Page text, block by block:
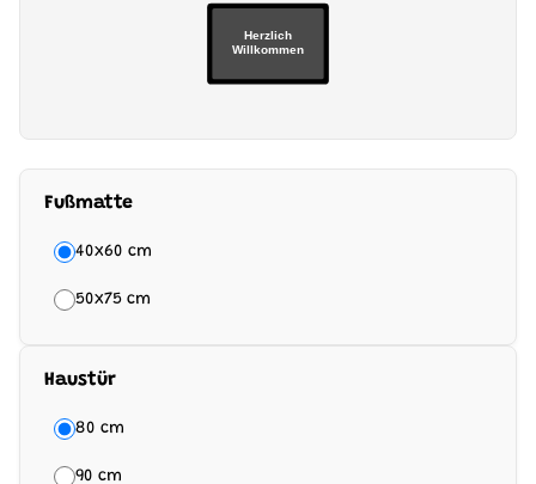
Fußmatte
40x60 cm
50x75 cm
Haustür
80 cm
90 cm
Herzlich
Willkommen